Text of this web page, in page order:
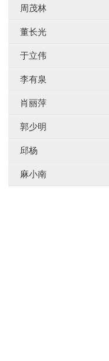
周茂林
董长光
于立伟
李有泉
肖丽萍
郭少明
邱杨
麻小南